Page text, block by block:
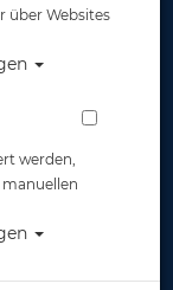
über Websites
werden,